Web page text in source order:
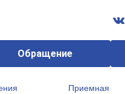
Обращение
Приемная